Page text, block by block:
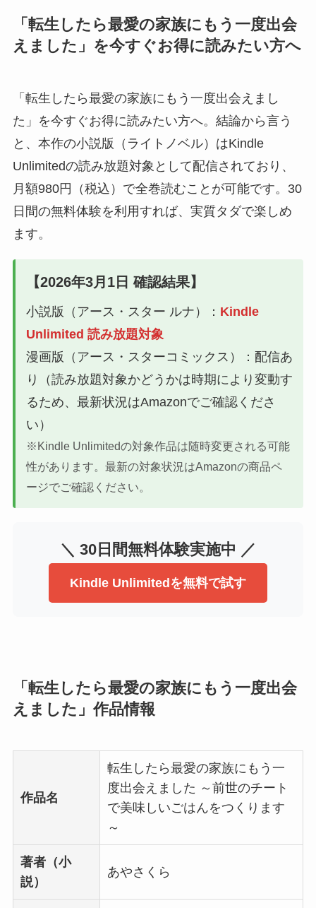
「転生したら最愛の家族にもう一度出会
えました」を今すぐお得に読みたい方へ
「転生したら最愛の家族にもう一度出会えまし
た」を今すぐお得に読みたい方へ。結論から言う
と、本作の小説版（ライトノベル）はKindle
Unlimitedの読み放題対象として配信されており、
月額980円（税込）で全巻読むことが可能です。30
日間の無料体験を利用すれば、実質タダで楽しめ
ます。
【2026年3月1日 確認結果】
小説版（アース・スター ルナ）： Kindle
Unlimited 読み放題対象
漫画版（アース・スターコミックス）：配信あ
り（読み放題対象かどうかは時期により変動す
るため、最新状況はAmazonでご確認くださ
い）
※Kindle Unlimitedの対象作品は随時変更される可能
性があります。最新の対象状況はAmazonの商品ペ
ージでご確認ください。
＼ 30日間無料体験実施中 ／
Kindle Unlimitedを無料で試す
「転生したら最愛の家族にもう一度出会
えました」作品情報
作品名
転生したら最愛の家族にもう一
度出会えました ～前世のチート
で美味しいごはんをつくります
～
著者（小
説）
あやさくら